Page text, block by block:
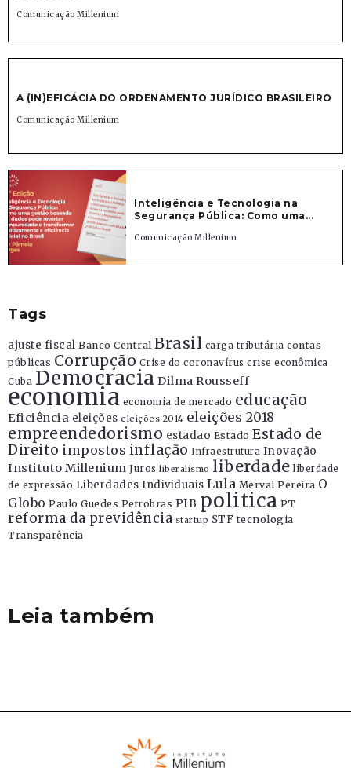
Comunicação Millenium
A (IN)EFICÁCIA DO ORDENAMENTO JURÍDICO BRASILEIRO
Comunicação Millenium
Inteligência e Tecnologia na
Segurança Pública: Como uma...
Comunicação Millenium
Tags
ajuste fiscal Banco Central Brasil carga tributária contas
públicas Corrupção Crise do coronavírus crise econômica
Cuba Democracia Dilma Rousseff
economia economia de mercado educação
Eficiência eleições eleições 2014 eleições 2018
empreendedorismo estadao Estado Estado de
Direito impostos inflação Infraestrutura Inovação
Instituto Millenium Juros liberalismo liberdade liberdade
de expressão Liberdades Individuais Lula Merval Pereira O
Globo Paulo Guedes Petrobras PIB politica PT
reforma da previdência startup STF tecnologia
Transparência
Leia também